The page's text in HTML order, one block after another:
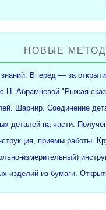
НОВЫЕ
Вперёд — за
Н. Абрамцевой "Рыжая
Шарнир. Соединение
деталей на части.
приемы работы.
измерительный)
изделий из бумаги.